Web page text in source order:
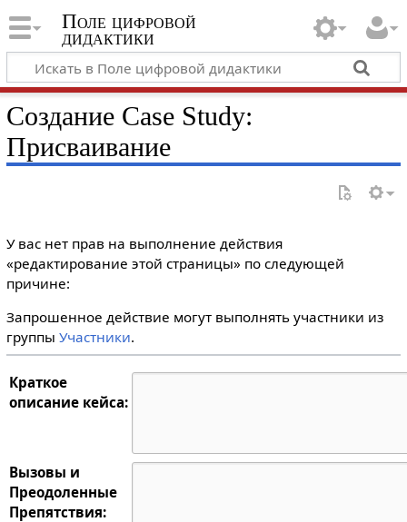
Поле цифровой
дидактики
Создание Case Study:
Присваивание
У вас нет прав на выполнение действия
«редактирование этой страницы» по следующей
причине:
Запрошенное действие могут выполнять участники из
группы Участники.
Краткое
описание кейса:
Вызовы и
Преодоленные
Препятствия: